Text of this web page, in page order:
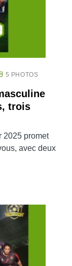
5 PHOTOS
trois
2025 promet
avec deux